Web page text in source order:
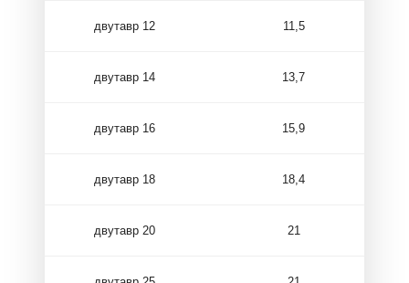
двутавр 12 11,5
двутавр 14 13,7
двутавр 16 15,9
двутавр 18 18,4
двутавр 20 21